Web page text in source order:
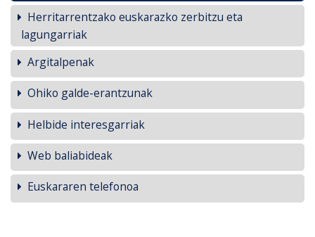
Herritarrentzako euskarazko zerbitzu eta
lagungarriak
Argitalpenak
Ohiko galde-erantzunak
Helbide interesgarriak
Web baliabideak
Euskararen telefonoa